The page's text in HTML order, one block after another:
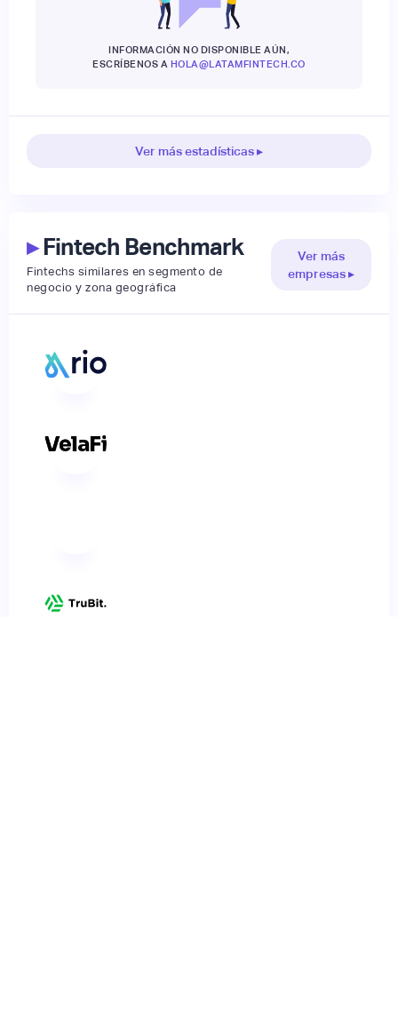
INFORMACIÓN NO DISPONIBLE AÚN,
ESCRÍBENOS A HOLA@LATAMFINTECH.CO
Ver más estadísticas ▸
▸Fintech Benchmark
Fintechs similares en segmento de
negocio y zona geográfica
Ver más
empresas ▸